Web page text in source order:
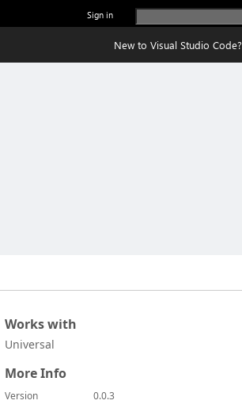
Sign in
New to Visual Studio Code?
Works with
Universal
More Info
Version
0.0.3